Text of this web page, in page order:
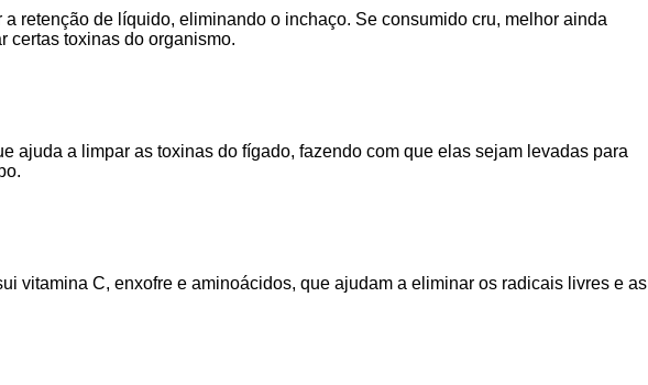
retenção de líquido, eliminando o inchaço. Se consumido cru, melhor ainda
certas toxinas do organismo.
ajuda a limpar as toxinas do fígado, fazendo com que elas sejam levadas para
vitamina C, enxofre e aminoácidos, que ajudam a eliminar os radicais livres e as